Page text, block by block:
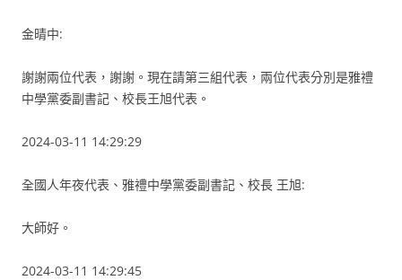
金晴中:
謝謝兩位代表，謝謝。現在請第三組代表，兩位代表分別是雅禮
中學黨委副書記、校長王旭代表。
2024-03-11 14:29:29
全國人年夜代表、雅禮中學黨委副書記、校長 王旭:
大師好。
2024-03-11 14:29:45